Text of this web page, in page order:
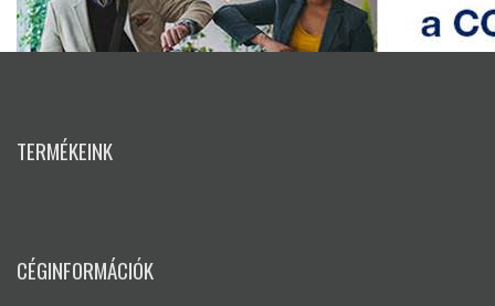
TERMÉKEINK
CÉGINFORMÁCIÓK